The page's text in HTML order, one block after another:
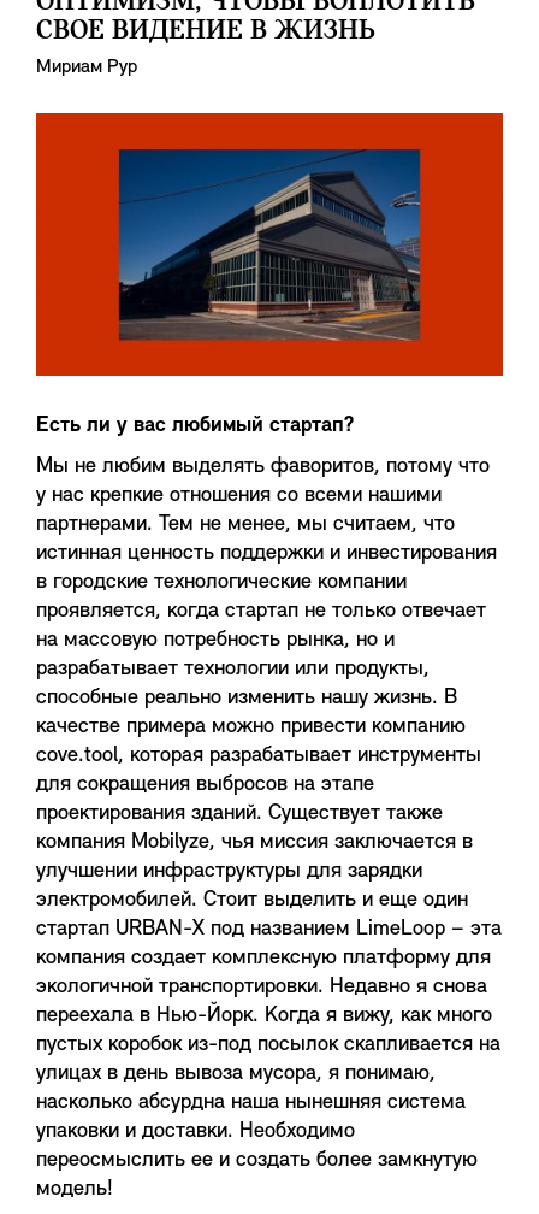
СВОЕ ВИДЕНИЕ В ЖИЗНЬ
Мириам Рур
Есть ли у вас любимый стартап?
Мы не любим выделять фаворитов, потому что
у нас крепкие отношения со всеми нашими
партнерами. Тем не менее, мы считаем, что
истинная ценность поддержки и инвестирования
в городские технологические компании
проявляется, когда стартап не только отвечает
на массовую потребность рынка, но и
разрабатывает технологии или продукты,
способные реально изменить нашу жизнь. В
качестве примера можно привести компанию
cove.tool, которая разрабатывает инструменты
для сокращения выбросов на этапе
проектирования зданий. Существует также
компания Mobilyze, чья миссия заключается в
улучшении инфраструктуры для зарядки
электромобилей. Стоит выделить и еще один
стартап URBAN-X под названием LimeLoop – эта
компания создает комплексную платформу для
экологичной транспортировки. Недавно я снова
переехала в Нью-Йорк. Когда я вижу, как много
пустых коробок из-под посылок скапливается на
улицах в день вывоза мусора, я понимаю,
насколько абсурдна наша нынешняя система
упаковки и доставки. Необходимо
переосмыслить ее и создать более замкнутую
модель!